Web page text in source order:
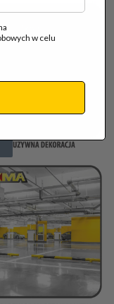
w celu